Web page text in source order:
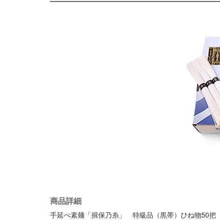
商品詳細
手延べ素麺「揖保乃糸」 特級品（黒帯）ひね物50